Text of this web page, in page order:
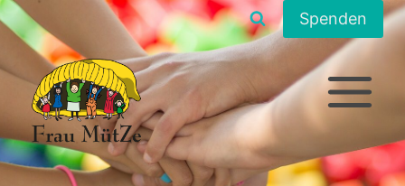
Zum
Inhalt
springen
Spenden